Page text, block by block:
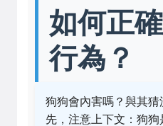
如何正
行為？
狗狗會內害嗎？與其
先，注意上下文：狗